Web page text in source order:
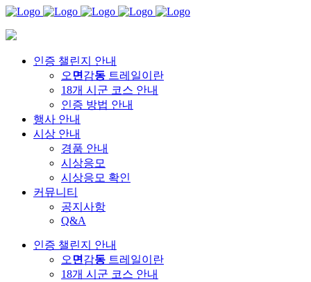
인증 챌린지 안내
오 면 감동 트레일이란
18개 시군 코스 안내
인증 방법 안내
행사 안내
시상 안내
경품 안내
시상응모
시상응모 확인
커뮤니티
공지사항
Q&A
인증 챌린지 안내
오 면 감동 트레일이란
18개 시군 코스 안내